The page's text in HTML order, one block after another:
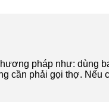
pháp như: dùng
cần phải gọi thợ.